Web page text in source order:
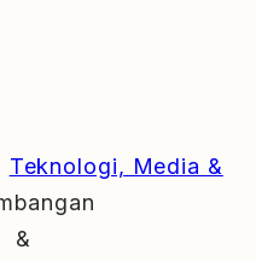
Teknologi, Media &
&